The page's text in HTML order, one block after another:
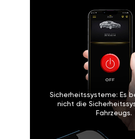
Sicherheitssysteme: Es
nicht die
Fahrzeugs.